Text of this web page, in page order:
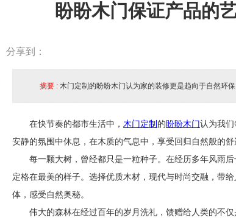
盼盼木门保证产品的
分享到：
摘要 : 木门定制的盼盼木门认为家的装修更是趋向于自然环
在快节奏的都市生活中， 木门定制 的盼盼木门认为我
安静的氛围中休息，在木质的气息中，享受回归自然般的舒
每一颗大树，曾经都只是一粒种子。在经历多年风雨
定格在最美的样子。选择优质木材，现代与时尚交融，带
体，感受自然奥秘。
伟大的森林在经过百年的岁月洗礼，馈赠给人类的不